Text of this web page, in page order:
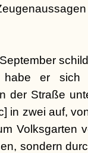
er sich
der Straße
in zwei auf,
Volksgarten
sondern